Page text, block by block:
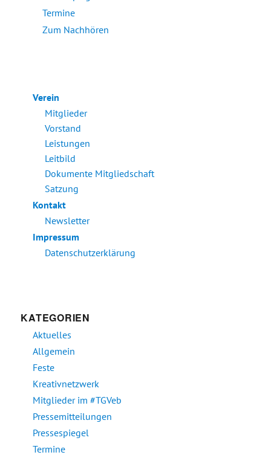
Termine
Zum Nachhören
Verein
Mitglieder
Vorstand
Leistungen
Leitbild
Dokumente Mitgliedschaft
Satzung
Kontakt
Newsletter
Impressum
Datenschutzerklärung
KATEGORIEN
Aktuelles
Allgemein
Feste
Kreativnetzwerk
Mitglieder im #TGVeb
Pressemitteilungen
Pressespiegel
Termine